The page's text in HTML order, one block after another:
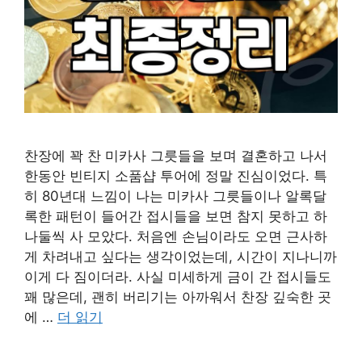
찬장에 꽉 찬 미카사 그릇들을 보며 결혼하고 나서
한동안 빈티지 소품샵 투어에 정말 진심이었다. 특
히 80년대 느낌이 나는 미카사 그릇들이나 알록달
록한 패턴이 들어간 접시들을 보면 참지 못하고 하
나둘씩 사 모았다. 처음엔 손님이라도 오면 근사하
게 차려내고 싶다는 생각이었는데, 시간이 지나니까
이게 다 짐이더라. 사실 미세하게 금이 간 접시들도
꽤 많은데, 괜히 버리기는 아까워서 찬장 깊숙한 곳
에 … 더 읽기